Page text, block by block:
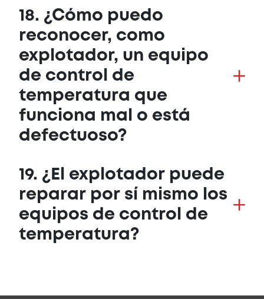
18. ¿Cómo puedo
reconocer, como
explotador, un equipo
de control de
temperatura que
funciona mal o está
defectuoso?
19. ¿El explotador puede
reparar por sí mismo los
equipos de control de
temperatura?